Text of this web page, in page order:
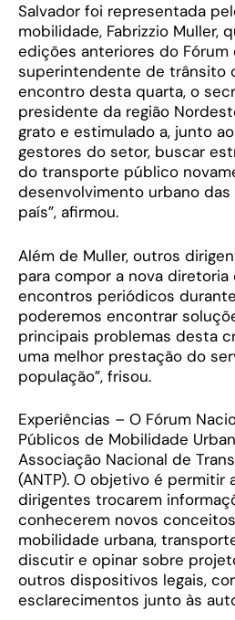
Salvador foi representada
mobilidade, Fabrizzio Muller,
edições anteriores do Fórum
superintendente de trânsito
encontro desta quarta, o
presidente da região
grato e estimulado a, junto
gestores do setor, buscar
do transporte público
desenvolvimento urbano
país”, afirmou.
Além de Muller, outros
para compor a nova
encontros periódicos
poderemos encontrar
principais problemas desta
uma melhor prestação do
população”, frisou.
Experiências – O Fórum
Públicos de Mobilidade
Associação Nacional de
(ANTP). O objetivo é permitir
dirigentes trocarem
conhecerem novos
mobilidade urbana,
discutir e opinar sobre
outros dispositivos legais,
esclarecimentos junto às